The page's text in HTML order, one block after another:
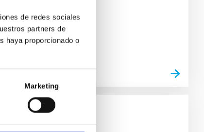
de redes sociales
partners de
haya proporcionado o
Marketing